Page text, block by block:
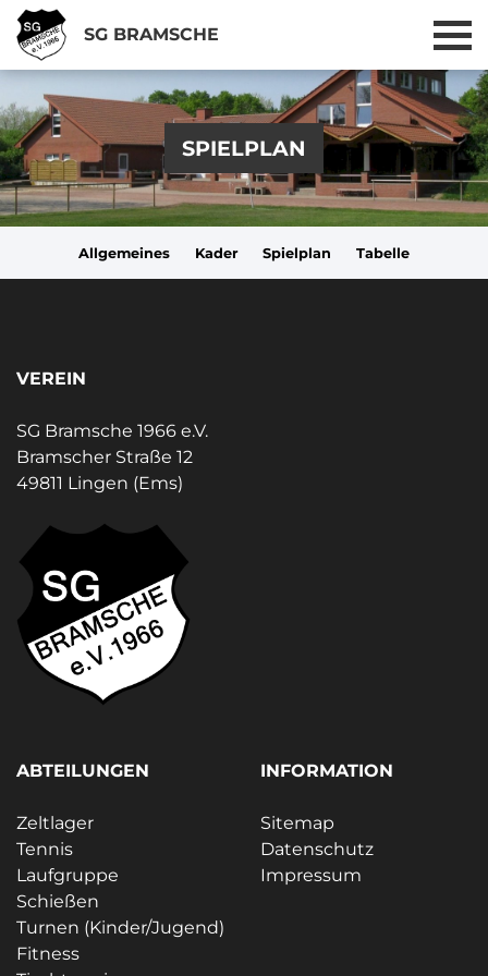
SG BRAMSCHE
SPIELPLAN
Allgemeines Kader Spielplan Tabelle
VEREIN
SG Bramsche 1966 e.V.
Bramscher Straße 12
49811 Lingen (Ems)
ABTEILUNGEN
Zeltlager
Tennis
Laufgruppe
Schießen
Turnen (Kinder/Jugend)
Fitness
INFORMATION
Sitemap
Datenschutz
Impressum